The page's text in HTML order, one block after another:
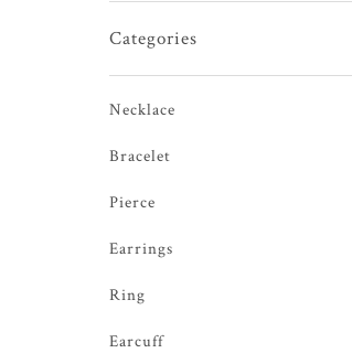
Categories
Necklace
Bracelet
Pierce
Earrings
Ring
Earcuff